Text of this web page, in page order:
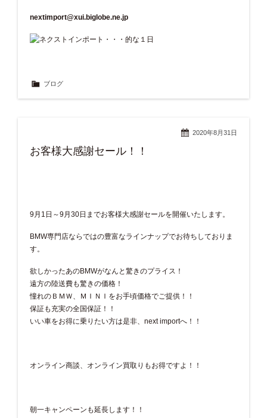
nextimport@xui.biglobe.ne.jp
ブログ
2020年8月31日
お客様大感謝セール！！
9月1日～9月30日までお客様大感謝セールを開催いたします。
BMW専門店ならではの豊富なラインナップでお待ちしておりま
す。
欲しかったあのBMWがなんと驚きのプライス！
遠方の陸送費も驚きの価格！
憧れのＢＭＷ、ＭＩＮＩをお手頃価格でご提供！！
保証も充実の全国保証！！
いい車をお得に乗りたい方は是非、next importへ！！
オンライン商談、オンライン買取りもお得ですよ！！
朝一キャンペーンも延長します！！